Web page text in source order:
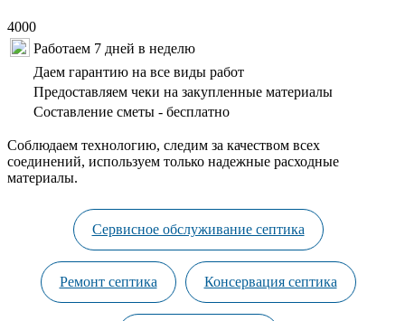
4000
Работаем 7 дней в неделю
Даем гарантию на все виды работ
Предоставляем чеки на закупленные материалы
Составление сметы - бесплатно
Соблюдаем технологию, следим за качеством всех
соединений, используем только надежные расходные
материалы.
Сервисное обслуживание септика
Ремонт септика Консервация септика